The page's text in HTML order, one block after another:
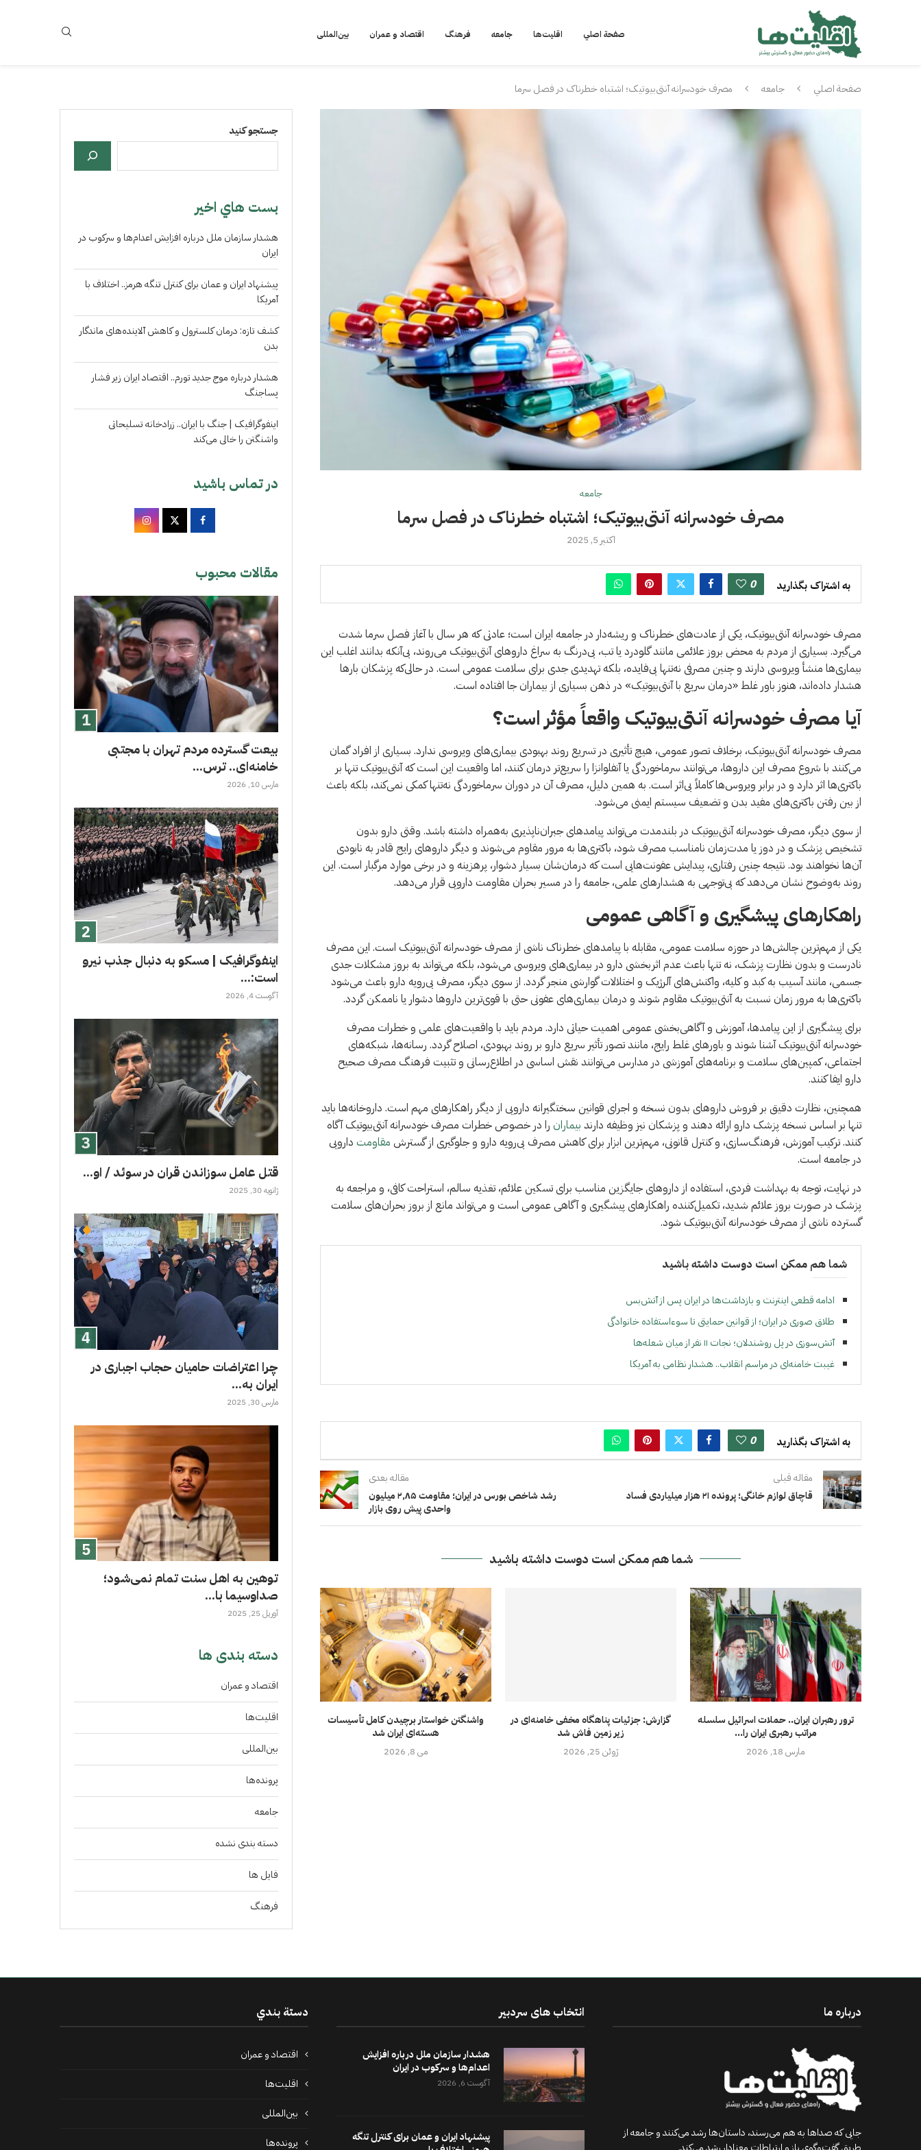
صفحة اصلي اقلیت‌ها جامعه فرهنگ اقتصاد و عمران بین‌المللی
صفحة اصلي جامعه مصرف خودسرانه آنتی‌بیوتیک؛ اشتباه خطرناک در فصل سرما
جامعه
مصرف خودسرانه آنتی‌بیوتیک؛ اشتباه خطرناک در فصل سرما
اکتبر 5, 2025
به اشتراک بگذارید 0
مصرف خودسرانه آنتی‌بیوتیک، یکی از عادت‌های خطرناک و ریشه‌دار در جامعه ایران است؛ عادتی که هر سال با آغاز فصل سرما شدت
می‌گیرد. بسیاری از مردم به محض بروز علائمی مانند گلودرد یا تب، بی‌درنگ به سراغ داروهای آنتی‌بیوتیک می‌روند، بی‌آنکه بدانند اغلب این
بیماری‌ها منشأ ویروسی دارند و چنین مصرفی نه‌تنها بی‌فایده، بلکه تهدیدی جدی برای سلامت عمومی است. در حالی‌که پزشکان بارها
هشدار داده‌اند، هنوز باور غلط «درمان سریع با آنتی‌بیوتیک» در ذهن بسیاری از بیماران جا افتاده است.
آیا مصرف خودسرانه آنتی‌بیوتیک واقعاً مؤثر است؟
مصرف خودسرانه آنتی‌بیوتیک، برخلاف تصور عمومی، هیچ تأثیری در تسریع روند بهبودی بیماری‌های ویروسی ندارد. بسیاری از افراد گمان
می‌کنند با شروع مصرف این داروها، می‌توانند سرماخوردگی یا آنفلوانزا را سریع‌تر درمان کنند، اما واقعیت این است که آنتی‌بیوتیک تنها بر
باکتری‌ها اثر دارد و در برابر ویروس‌ها کاملاً بی‌اثر است. به همین دلیل، مصرف آن در دوران سرماخوردگی نه‌تنها کمکی نمی‌کند، بلکه باعث
از بین رفتن باکتری‌های مفید بدن و تضعیف سیستم ایمنی می‌شود.
از سوی دیگر، مصرف خودسرانه آنتی‌بیوتیک در بلندمدت می‌تواند پیامدهای جبران‌ناپذیری به‌همراه داشته باشد. وقتی دارو بدون
تشخیص پزشک و در دوز یا مدت‌زمان نامناسب مصرف شود، باکتری‌ها به مرور مقاوم می‌شوند و دیگر داروهای رایج قادر به نابودی
آن‌ها نخواهند بود. نتیجه چنین رفتاری، پیدایش عفونت‌هایی است که درمان‌شان بسیار دشوار، پرهزینه و در برخی موارد مرگبار است. این
روند به‌وضوح نشان می‌دهد که بی‌توجهی به هشدارهای علمی، جامعه را در مسیر بحران مقاومت دارویی قرار می‌دهد.
راهکارهای پیشگیری و آگاهی عمومی
یکی از مهم‌ترین چالش‌ها در حوزه سلامت عمومی، مقابله با پیامدهای خطرناک ناشی از مصرف خودسرانه آنتی‌بیوتیک است. این مصرف
نادرست و بدون نظارت پزشک، نه تنها باعث عدم اثربخشی دارو در بیماری‌های ویروسی می‌شود، بلکه می‌تواند به بروز مشکلات جدی
جسمی، مانند آسیب به کبد و کلیه، واکنش‌های آلرژیک و اختلالات گوارشی منجر گردد. از سوی دیگر، مصرف بی‌رویه دارو باعث می‌شود
باکتری‌ها به مرور زمان نسبت به آنتی‌بیوتیک مقاوم شوند و درمان بیماری‌های عفونی حتی با قوی‌ترین داروها دشوار یا ناممکن گردد.
برای پیشگیری از این پیامدها، آموزش و آگاهی‌بخشی عمومی اهمیت حیاتی دارد. مردم باید با واقعیت‌های علمی و خطرات مصرف
خودسرانه آنتی‌بیوتیک آشنا شوند و باورهای غلط رایج، مانند تصور تأثیر سریع دارو بر روند بهبودی، اصلاح گردد. رسانه‌ها، شبکه‌های
اجتماعی، کمپین‌های سلامت و برنامه‌های آموزشی در مدارس می‌توانند نقش اساسی در اطلاع‌رسانی و تثبیت فرهنگ مصرف صحیح
دارو ایفا کنند.
همچنین، نظارت دقیق بر فروش داروهای بدون نسخه و اجرای قوانین سختگیرانه دارویی از دیگر راهکارهای مهم است. داروخانه‌ها باید
تنها بر اساس نسخه پزشک دارو ارائه دهند و پزشکان نیز وظیفه دارند بیماران را در خصوص خطرات مصرف خودسرانه آنتی‌بیوتیک آگاه
کنند. ترکیب آموزش، فرهنگ‌سازی، و کنترل قانونی، مهم‌ترین ابزار برای کاهش مصرف بی‌رویه دارو و جلوگیری از گسترش مقاومت دارویی
در جامعه است.
در نهایت، توجه به بهداشت فردی، استفاده از داروهای جایگزین مناسب برای تسکین علائم، تغذیه سالم، استراحت کافی، و مراجعه به
پزشک در صورت بروز علائم شدید، تکمیل‌کننده راهکارهای پیشگیری و آگاهی عمومی است و می‌تواند مانع از بروز بحران‌های سلامت
گسترده ناشی از مصرف خودسرانه آنتی‌بیوتیک شود.
شما هم ممکن است دوست داشته باشید
ادامه قطعی اینترنت و بازداشت‌ها در ایران پس از آتش‌بس
طلاق صوری در ایران؛ از قوانین حمایتی تا سوءاستفاده خانوادگی
آتش‌سوزی در پل روشندلان؛ نجات ۱۱ نفر از میان شعله‌ها
غیبت خامنه‌ای در مراسم انقلاب.. هشدار نظامی به آمریکا
به اشتراک بگذارید 0
مقاله قبلی
قاچاق لوازم خانگی؛ پرونده ۲۱ هزار میلیاردی فساد
مقاله بعدی
رشد شاخص بورس در ایران؛ مقاومت ۲٫۸۵ میلیون
واحدی پیش روی بازار
شما هم ممکن است دوست داشته باشید
واشنگتن خواستار برچیدن کامل تأسیسات
هسته‌ای ایران شد
می 8, 2026
گزارش: جزئیات پناهگاه مخفی خامنه‌ای در
زیر زمین فاش شد
ژوئن 25, 2026
ترور رهبران ایران.. حملات اسرائیل سلسله
مراتب رهبری ایران را...
مارس 18, 2026
جستجو کنید
بست هاي اخير
هشدار سازمان ملل درباره افزایش اعدام‌ها و سرکوب در
ایران
پیشنهاد ایران و عمان برای کنترل تنگه هرمز.. اختلاف با
آمریکا
کشف تازه: درمان کلسترول و کاهش آلاینده‌های ماندگار
بدن
هشدار درباره موج جدید تورم.. اقتصاد ایران زیر فشار
پساجنگ
اینفوگرافیک | جنگ با ایران.. زرادخانه تسلیحاتی
واشنگتن را خالی می‌کند
در تماس باشید
مقالات محبوب
بیعت گسترده مردم تهران با مجتبی
خامنه‌ای.. ترس...
مارس 10, 2026
اینفوگرافیک | مسکو به دنبال جذب نیرو
است:...
آگوست 4, 2026
قتل عامل سوزاندن قران در سوئد / او...
ژانویه 30, 2025
چرا اعتراضات حامیان حجاب اجباری در
ایران به...
مارس 30, 2025
توهین به اهل سنت تمام نمی‌شود؛
صداوسیما با...
آوریل 25, 2025
دسته بندی ها
اقتصاد و عمران
اقلیت‌ها
بین‌المللی
پرونده‌ها
جامعه
دسته بندی نشده
فايل ها
فرهنگ
درباره ما
جایی که صداها به هم می‌رسند، داستان‌ها رشد می‌کنند و جامعه از
انتخاب های سردبیر
هشدار سازمان ملل درباره افزایش
اعدام‌ها و سرکوب در ایران
آگوست 6, 2026
پیشنهاد ایران و عمان برای کنترل تنگه
دستة بندي
اقتصاد و عمران
اقلیت‌ها
بین‌المللی
پرونده‌ها